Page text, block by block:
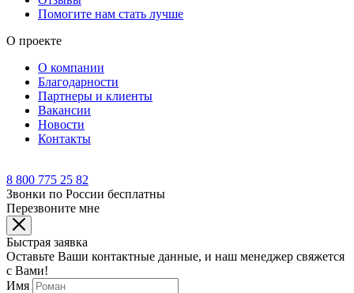
Помогите нам стать лучше
О проекте
О компании
Благодарности
Партнеры и клиенты
Вакансии
Новости
Контакты
8 800 775 25 82
Звонки по России бесплатны
Перезвоните мне
Быстрая заявка
Оставьте Ваши контактные данные, и наш менеджер свяжется
с Вами!
Имя